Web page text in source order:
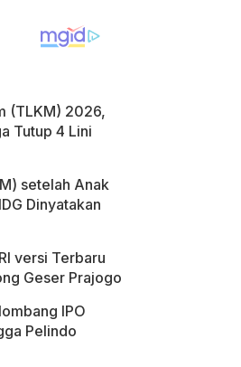
(TLKM) 2026,
Tutup 4 Lini
setelah Anak
Dinyatakan
versi Terbaru
Geser Prajogo
IPO
Pelindo